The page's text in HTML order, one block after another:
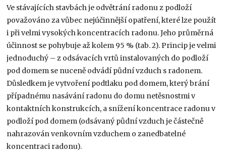
Ve stávajících stavbách je odvětrání radonu z podloží
považováno za vůbec nejúčinnější opatření, které lze použít
i při velmi vysokých koncentracích radonu. Jeho průměrná
účinnost se pohybuje až kolem 95 % (tab. 2). Princip je velmi
jednoduchý – z odsávacích vrtů instalovaných do podloží
pod domem se nuceně odvádí půdní vzduch s radonem.
Důsledkem je vytvoření podtlaku pod domem, který brání
případnému nasávání radonu do domu netěsnostmi v
kontaktních konstrukcích, a snížení koncentrace radonu v
podloží pod domem (odsávaný půdní vzduch je částečně
nahrazován venkovním vzduchem o zanedbatelné
koncentraci radonu).